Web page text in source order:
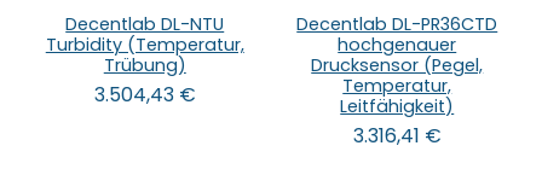
Decentlab DL-NTU
Turbidity (Temperatur,
Trübung)
3.504,43€
Decentlab DL-PR36CTD
hochgenauer
Drucksensor (Pegel,
Temperatur,
Leitfähigkeit)
3.316,41 €